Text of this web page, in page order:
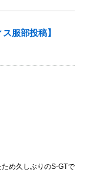
服部投稿】
め久しぶりのS-GTで